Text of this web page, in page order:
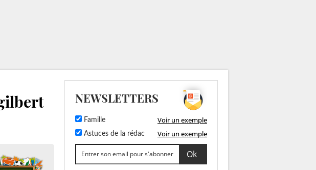
NEWSLETTERS
Famille Voir un exemple
Astuces de la rédac Voir un exemple